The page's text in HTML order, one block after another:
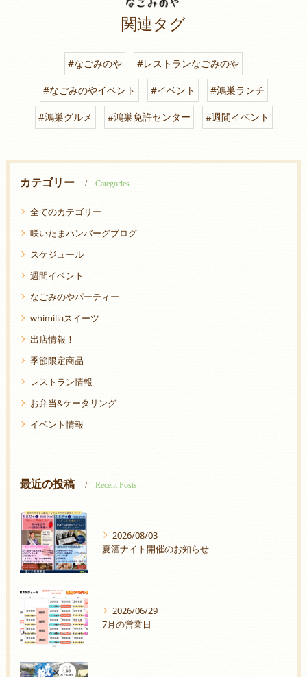
関連タグ
#なごみのや #レストランなごみのや
#なごみのやイベント #イベント #鴻巣ランチ
#鴻巣グルメ #鴻巣免許センター #週間イベント
カテゴリー Categories
全てのカテゴリー
咲いたまハンバーグブログ
スケジュール
週間イベント
なごみのやパーティー
whimiliaスイーツ
出店情報！
季節限定商品
レストラン情報
お弁当&ケータリング
イベント情報
最近の投稿 Recent Posts
2026/08/03
夏酒ナイト開催のお知らせ
2026/06/29
7月の営業日